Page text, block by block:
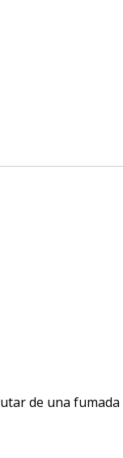
de una fumada